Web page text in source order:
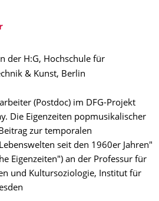
der H:G, Hochschule für
& Kunst, Berlin
(Postdoc) im DFG-Projekt
Die Eigenzeiten popmusikalischer
zur temporalen
seit den 1960er Jahren"
Eigenzeiten") an der Professur für
und Kultursoziologie, Institut für